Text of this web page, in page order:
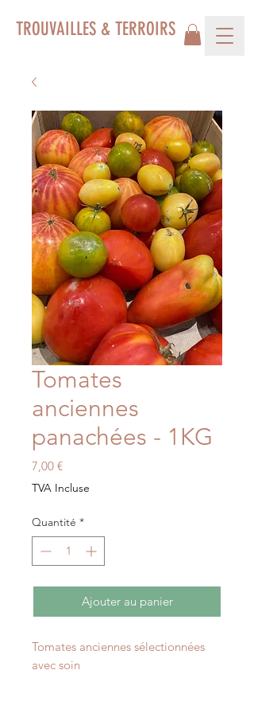
TROUVAILLES & TERROIRS
Tomates
anciennes
panachées - 1KG
7,00 €Prix
TVA Incluse
Quantité *
Ajouter au panier
Tomates anciennes sélectionnées
avec soin